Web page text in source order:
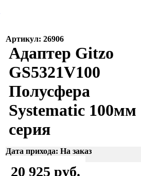
Артикул: 26906
Адаптер Gitzo
GS5321V100
Полусфера
Systematic 100мм
серия
Дата прихода: На заказ
20 925 руб.